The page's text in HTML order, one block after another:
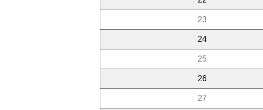
23
24
25
26
27